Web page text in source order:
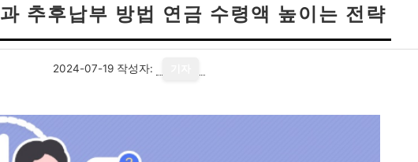
추후납부 방법 연금 수령액 높이는 전략
2024-07-19 작성자: